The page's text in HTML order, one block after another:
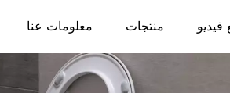
معلومات عنا منتجات